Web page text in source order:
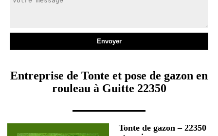
Entreprise de Tonte et pose de gazon en
rouleau à Guitte 22350
Tonte de gazon – 22350